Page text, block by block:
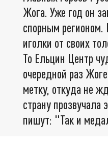
Жога. Уже год он
спорным регионом.
иголки от своих
То Ельцин Центр
очередной раз
метку, откуда не
страну прозвучала
пишут: "Так и